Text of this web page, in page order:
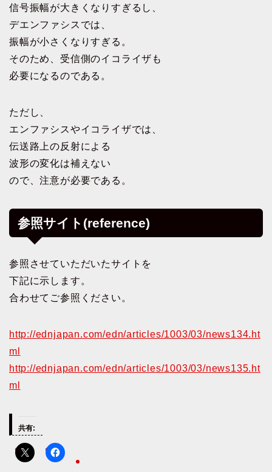
信号振幅が大きくなりすぎるし、
デエンファシスでは、
振幅が小さくなりすぎる。
そのため、受信側のイコライザも
必要になるのである。
ただし、
エンファシスやイコライザでは、
伝送路上の反射による
波形の変化は補えない
ので、注意が必要である。
参照サイト(reference)
参照させていただいたサイトを
下記に示します。
合わせてご参照ください。
http://ednjapan.com/edn/articles/1003/03/news134.ht
ml
http://ednjapan.com/edn/articles/1003/03/news135.ht
ml
共有: